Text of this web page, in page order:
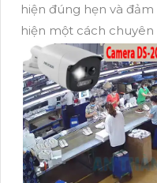
hiện đúng hẹn và
hiện một cách